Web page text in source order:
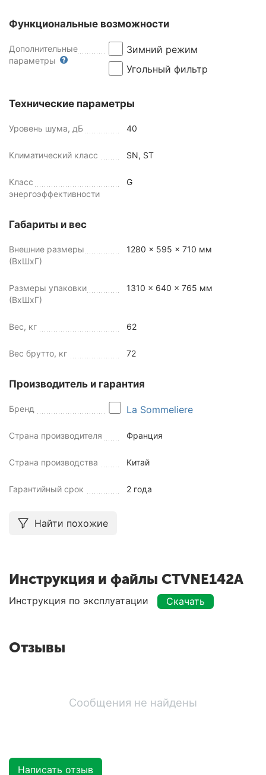
Функциональные возможности
Дополнительные
параметры
Зимний режим
Угольный фильтр
Технические параметры
Уровень шума, дБ 40
Климатический класс SN, ST
Класс
энергоэффективности
G
Габариты и вес
Внешние размеры
(ВхШхГ)
1280 x 595 x 710 мм
Размеры упаковки
(ВхШхГ)
1310 x 640 x 765 мм
Вес, кг 62
Вес брутто, кг 72
Производитель и гарантия
Бренд La Sommeliere
Страна производителя Франция
Страна производства Китай
Гарантийный срок 2 года
Найти похожие
Инструкция и файлы CTVNE142A
Инструкция по эксплуатации Скачать
Отзывы
Сообщения не найдены
Написать отзыв